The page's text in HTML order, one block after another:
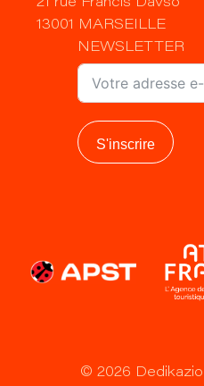
21 rue Francis Davso
13001 MARSEILLE
NEWSLETTER
S'inscrire
© 2026 Dedikazio